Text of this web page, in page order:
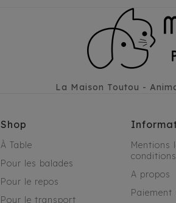
La Maison Toutou -
Shop
À Table
Pour les balades
Pour le repos
Pour le transport
Mentions
A propos
Paiement